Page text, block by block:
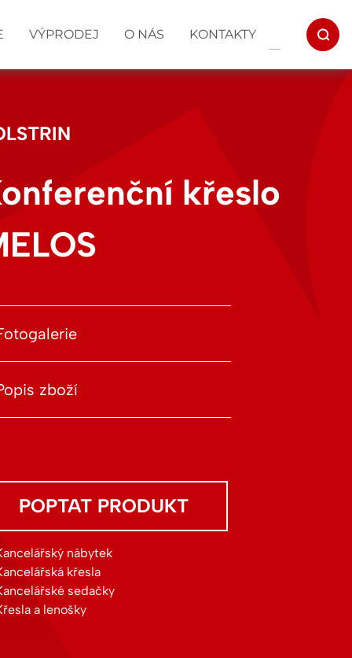
VÝPRODEJ O NÁS KONTAKTY
křeslo
zboží
POPTAT PRODUKT
nábytek
křesla
sedačky
a lenošky